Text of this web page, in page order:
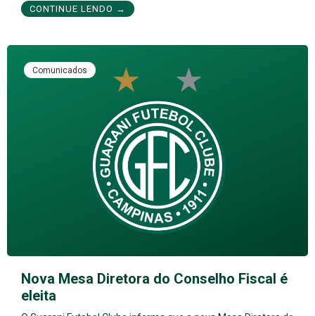
CONTINUE LENDO →
Comunicados
Nova Mesa Diretora do Conselho Fiscal é
eleita